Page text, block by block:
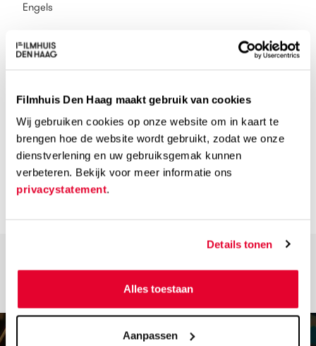
Filmhuis Den Haag maakt gebruik van cookies
Wij gebruiken cookies op onze website om in kaart te
brengen hoe de website wordt gebruikt, zodat we onze
dienstverlening en uw gebruiksgemak kunnen
verbeteren. Bekijk voor meer informatie ons
privacystatement.
Details tonen
Alles toestaan
Aanpassen
Engels
Ondertiteling
Speelduur
78 min
Kijkwijzer